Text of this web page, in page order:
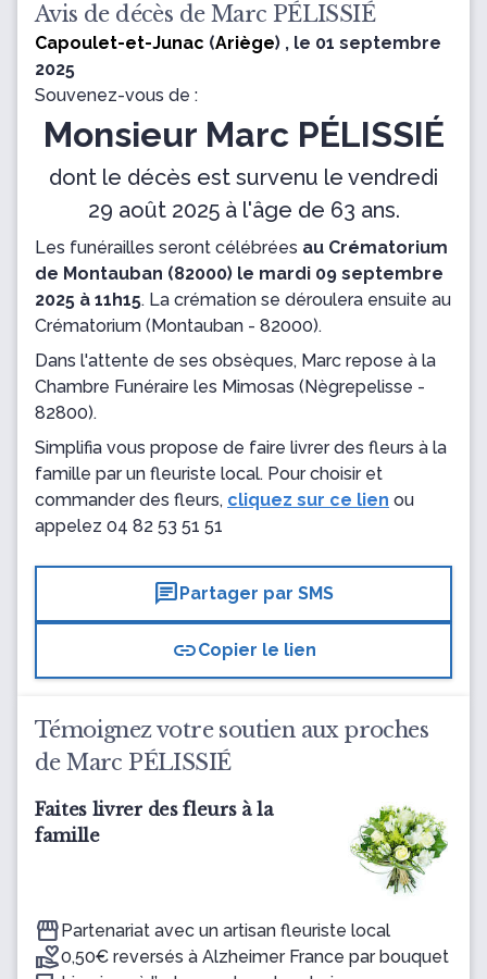
Avis de décès de Marc PÉLISSIÉ
Capoulet-et-Junac (Ariège) , le 01 septembre
2025
Souvenez-vous de :
Monsieur Marc PÉLISSIÉ
dont le décès est survenu le vendredi
29 août 2025 à l'âge de 63 ans.
Les funérailles seront célébrées au Crématorium
de Montauban (82000) le mardi 09 septembre
2025 à 11h15. La crémation se déroulera ensuite au
Crématorium (Montauban - 82000).
Dans l'attente de ses obsèques, Marc repose à la
Chambre Funéraire les Mimosas (Nègrepelisse -
82800).
Simplifia vous propose de faire livrer des fleurs à la
famille par un fleuriste local. Pour choisir et
commander des fleurs, cliquez sur ce lien ou
appelez 04 82 53 51 51
chatPartager par SMS
linkCopier le lien
Témoignez votre soutien aux proches
de Marc PÉLISSIÉ
Faites livrer des fleurs à la
famille
Partenariat avec un artisan fleuriste local
0,50€ reversés à Alzheimer France par bouquet